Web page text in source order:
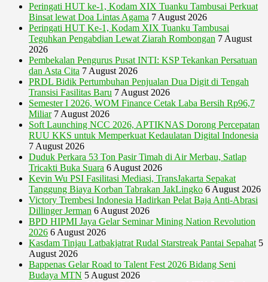
Peringati HUT ke-1, Kodam XIX Tuanku Tambusai Perkuat
Binsat lewat Doa Lintas Agama 7 August 2026
Peringati HUT Ke-1, Kodam XIX Tuanku Tambusai
Teguhkan Pengabdian Lewat Ziarah Rombongan 7 August
2026
Pembekalan Pengurus Pusat INTI: KSP Tekankan Persatuan
dan Asta Cita 7 August 2026
PRDL Bidik Pertumbuhan Penjualan Dua Digit di Tengah
Transisi Fasilitas Baru 7 August 2026
Semester I 2026, WOM Finance Cetak Laba Bersih Rp96,7
Miliar 7 August 2026
Soft Launching NCC 2026, APTIKNAS Dorong Percepatan
RUU KKS untuk Memperkuat Kedaulatan Digital Indonesia
7 August 2026
Duduk Perkara 53 Ton Pasir Timah di Air Merbau, Satlap
Tricakti Buka Suara 6 August 2026
Kevin Wu PSI Fasilitasi Mediasi, TransJakarta Sepakat
Tanggung Biaya Korban Tabrakan JakLingko 6 August 2026
Victory Trembesi Indonesia Hadirkan Pelat Baja Anti-Abrasi
Dillinger Jerman 6 August 2026
BPD HIPMI Jaya Gelar Seminar Mining Nation Revolution
2026 6 August 2026
Kasdam Tinjau Latbakjatrat Rudal Starstreak Pantai Sepahat 5
August 2026
Bappenas Gelar Road to Talent Fest 2026 Bidang Seni
Budaya MTN 5 August 2026